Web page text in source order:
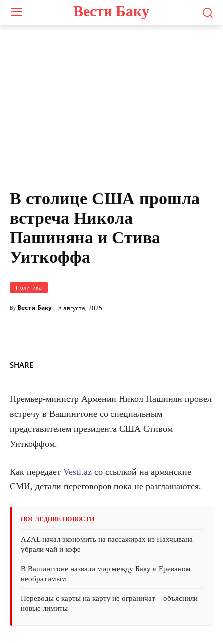
Вести Баку
В столице США прошла
встреча Никола
Пашиняна и Стива
Уиткоффа
Политика
By Вести Баку 8 августа, 2025
SHARE
Премьер-министр Армении Никол Пашинян провел
встречу в Вашингтоне со специальным
представителем президента США Стивом
Уиткоффом.
Как передает Vesti.az со ссылкой на армянские
СМИ, детали переговоров пока не разглашаются.
ПОСЛЕДНИЕ НОВОСТИ
AZAL начал экономить на пассажирах из Нахчывана –
убрали чай и кофе
В Вашингтоне назвали мир между Баку и Ереваном
необратимым
Переводы с карты на карту не ограничат – объяснили
новые лимиты